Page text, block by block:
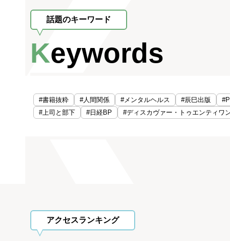
話題のキーワード
Keywords
#書籍抜粋 #人間関係 #メンタルヘルス #辰巳出版
#上司と部下
#日経BP #ディスカヴァー・トゥエンティワ
アクセスランキング